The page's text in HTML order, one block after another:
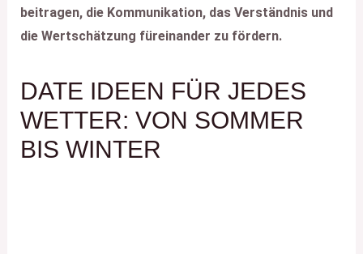
beitragen, die Kommunikation, das Verständnis und
die Wertschätzung füreinander zu fördern.
DATE IDEEN FÜR JEDES
WETTER: VON SOMMER
BIS WINTER